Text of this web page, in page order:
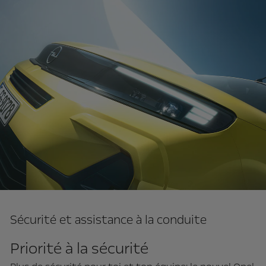
Sécurité et assistance à la conduite
Priorité à la sécurité